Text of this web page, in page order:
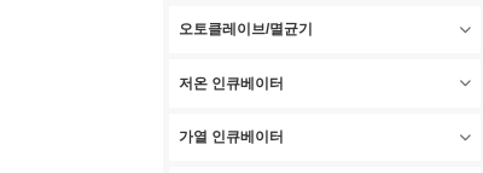
오토클레이브/멸균기
저온 인큐베이터
가열 인큐베이터